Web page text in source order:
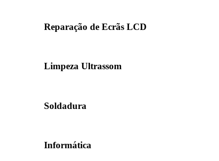
Reparação de Ecrãs LCD
Limpeza Ultrassom
Soldadura
Informática